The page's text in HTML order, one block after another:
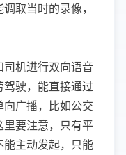
取当时的录像，
机进行双向语音
驶，能直接通过
广播，比如公交
要注意，只有平
主动发起，只能